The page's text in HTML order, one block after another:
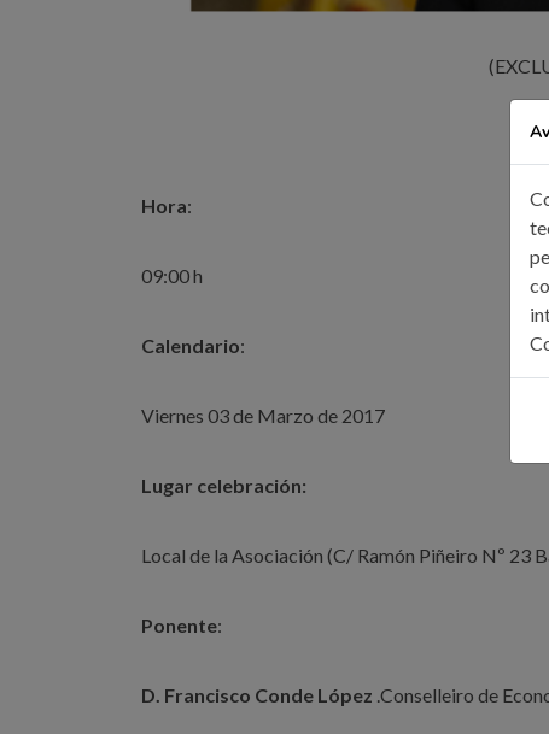
Hora:
09:00 h
Calendario:
Viernes 03 de Marzo de 2017
Lugar celebración:
Local de la Asociación (C/ Ramón Piñeiro Nº 23
Ponente:
D. Francisco Conde López .Conselleiro de